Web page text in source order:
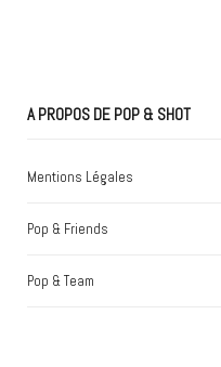
A PROPOS DE POP & SHOT
Mentions Légales
Pop & Friends
Pop & Team